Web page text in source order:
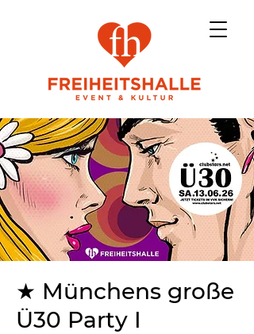
★ Münchens große
Ü30 Party I